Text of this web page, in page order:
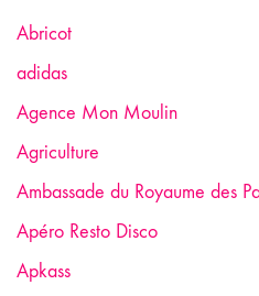
Abricot
adidas
Agence Mon Moulin
Agriculture
Ambassade du Royaume des
Apéro Resto Disco
Apkass